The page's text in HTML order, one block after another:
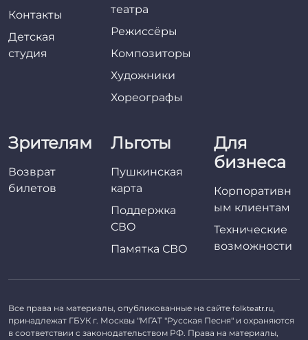
Контакты
Детская
студия
театра
Режиссёры
Композиторы
Художники
Хореографы
Зрителям
Возврат
билетов
Льготы
Пушкинская
карта
Поддержка
СВО
Памятка СВО
Для
бизнеса
Корпоративн
ым клиентам
Технические
возможности
Все права на материалы, опубликованные на сайте folkteatr.ru,
принадлежат ГБУК г. Москвы "МГАТ "Русская Песня" и охраняются
в соответствии с законодательством РФ. Права на материалы,